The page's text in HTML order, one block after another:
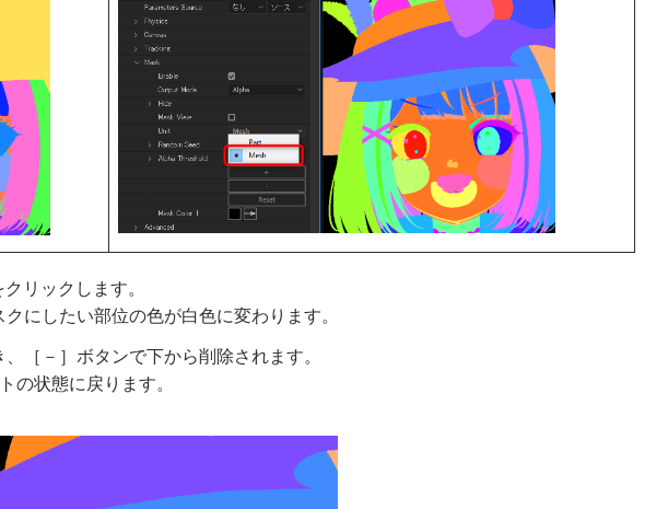
リックします。
にしたい部位の色が白色に変わります。
［－］ボタンで下から削除されます。
の状態に戻ります。